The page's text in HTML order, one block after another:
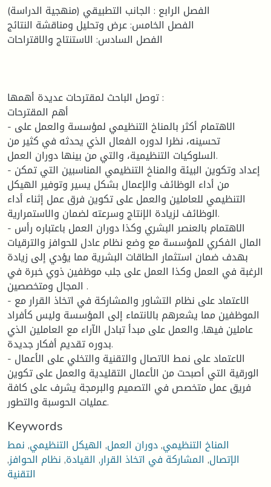
الفصل الرابع : الجانب التطبيقي (منهجية الدراسة)
الفصل الخامس: عرض وتحليل ومناقشة النتائج
الفصل السادس: الاستنتاج والاقتراحات
توصل الباحث لمقترحات عديدة أهمها :
أهم المقترحات
- الاهتمام أكثر بالمناخ التنظيمي لمؤسسة والعمل على
تحسينه، نظرا لدوره الفعال الذي يحدثه في كثير من
السلوكيات التنظيمية، والتي من بينها دوران العمل.
- إعداد وتكوين البيئة والمناخ التنظيمي المناسبين التي تمكن
من أداء الوظائف والإعمال بشكل يسير وتوفير الهيكل
التنظيمي للعاملين والعمل على تكوين فرق عمل إثناء أداء
الوظائف لزيادة الإنتاج وسرعته لضمان والاستمرارية.
- الاهتمام بالعنصر البشري وكذا دوران العمل باعتباره رأس
المال الفكري للمؤسسة مع وضع نظام عادل للحوافز والترقيات
بهدف ضمان استثمار الطاقات البشرية مما يؤدي إلى زيادة
الرغبة في العمل وكذا العمل على جلب موظفين ذوي خبرة في
المجال ومتخصصين .
- الاعتماد على نظام التشاور والمشاركة في اتخاذ القرار مع
الموظفين مما يشعرهم بالانتماء إلى المؤسسة وليس كأفراد
عاملين فيها, والعمل على مبدأ تبادل الآراء مع العاملين الذي
بدوره تقديم أفكار جديدة.
- الاعتماد على نمط الاتصال والتقنية والتخلي على الأعمال
الورقية التي أصبحت من الأعمال التقليدية والعمل على تكوين
فريق عمل متخصص في التصميم والبرمجة يشرف على كافة
عمليات الحوسبة والتطور.
Keywords
المناخ التنظيمي,دوران العمل, الهيكل التنظيمي,نمط
الإتصال, المشاركة في اتخاذ القرار, القيادة,نظام الحوافز,
التقنية